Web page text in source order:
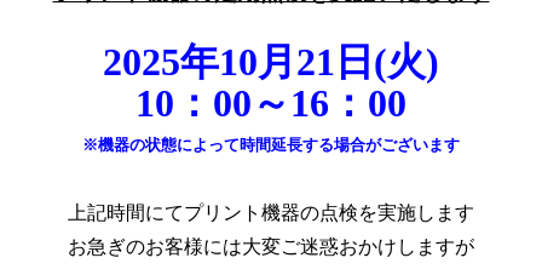
2025年10月21日(火)
10：00～16：00
※機器の状態によって時間延長する場合がございます
上記時間にてプリント機器の点検を実施します
お急ぎのお客様には大変ご迷惑おかけしますが